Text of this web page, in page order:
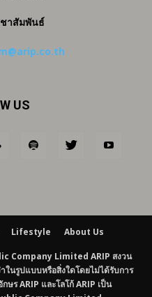
าสัมพันธ์
US
Lifestyle About Us
Company Limited ARIP สงวน
นรูปแบบหรือสิ่งใดโดยไม่ได้รับการ
ร ARIP และโลโก้ ARIP เป็น